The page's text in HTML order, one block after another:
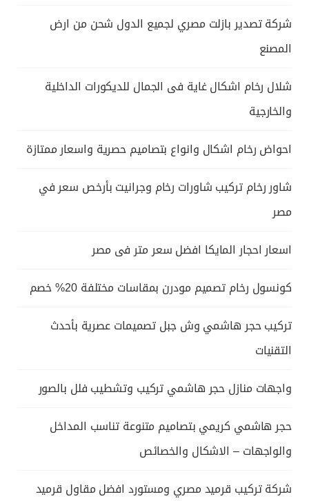
شركة تصدير بازلت مصري لجميع الدول شحن من ارض
المصنع
شلال رخام اشكال غاية فى الجمال للديكورات الداخلية
والخارجية
احواض رخام اشكال وانواع بتصاميم حصرية واسعار ممتازة
شاور رخام تركيب شاورات رخام وجرانيت بأرخص سعر في
مصر
اسعار احجار المايكا افضل سعر متر فى مصر
كونسول رخام تصميم مودرن بمقاسات مختلفة 20% خصم
تركيب حجر هاشمي وش جبل تصميمات عصرية بأحدث
التقنيات
واجهات منازل حجر هاشمي تركيب وتشطيب فلل بالصور
حجر هاشمي كريمي بتصاميم متنوعة تناسب المداخل
والواجهات – الاشكال والخصائص
شركة تركيب قرميد مصري ومستورد افضل مقاول قرميد